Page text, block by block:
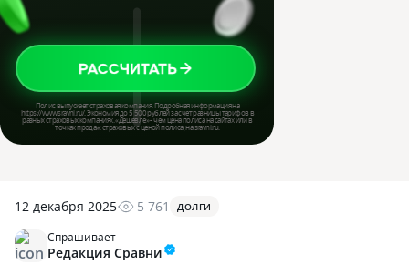
12 декабря 2025 5 761 ДОЛГИ
Спрашивает
Редакция Сравни